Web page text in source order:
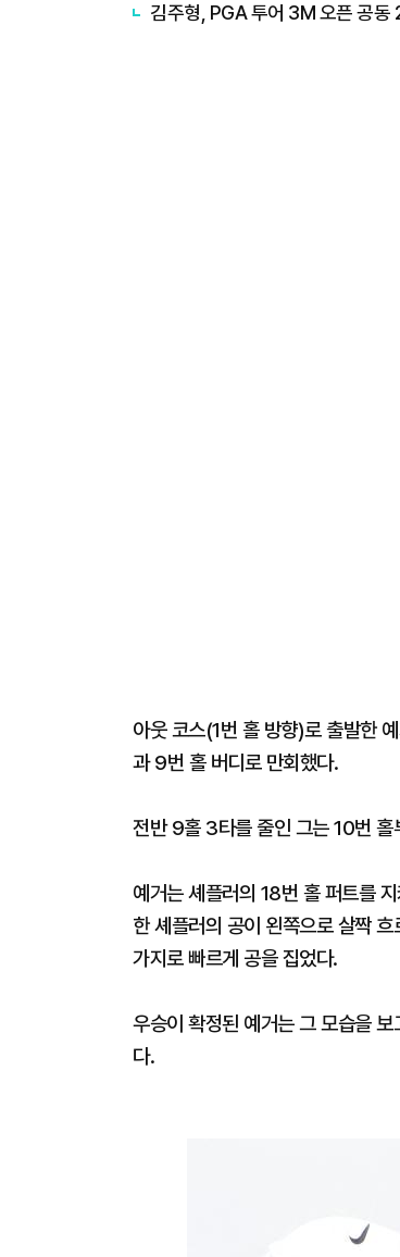
김주형, PGA 투어 3M 오픈 공
아웃 코스(1번 홀 방향)로 출발한
과 9번 홀 버디로 만회했다.
전반 9홀 3타를 줄인 그는 10번 홀
예거는 셰플러의 18번 홀 퍼트를
한 셰플러의 공이 왼쪽으로 살짝
가지로 빠르게 공을 집었다.
우승이 확정된 예거는 그 모습을
다.